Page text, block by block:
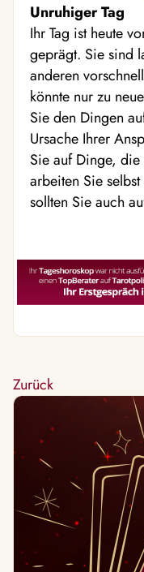
Unruhiger Tag
Ihr Tag ist heute
geprägt. Sie sind
anderen
könnte nur zu
Sie den Dingen
Ursache Ihrer
Sie auf Dinge, die
arbeiten Sie
sollten Sie auch
Zurück